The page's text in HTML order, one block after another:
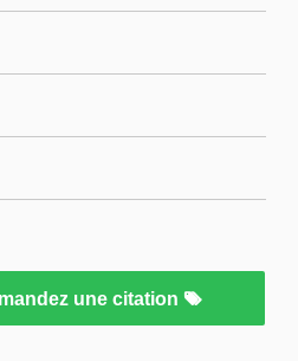
une citation